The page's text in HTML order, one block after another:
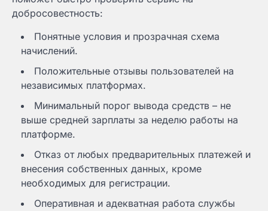
добросовестность:
Понятные условия и прозрачная схема
начислений.
Положительные отзывы пользователей на
независимых платформах.
Минимальный порог вывода средств – не
выше средней зарплаты за неделю работы на
платформе.
Отказ от любых предварительных платежей и
внесения собственных данных, кроме
необходимых для регистрации.
Оперативная и адекватная работа службы